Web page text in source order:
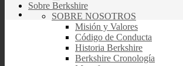
Sobre Berkshire
SOBRE NOSOTROS
Misión y Valores
Código de Conducta
Historia Berkshire
Berkshire Cronología